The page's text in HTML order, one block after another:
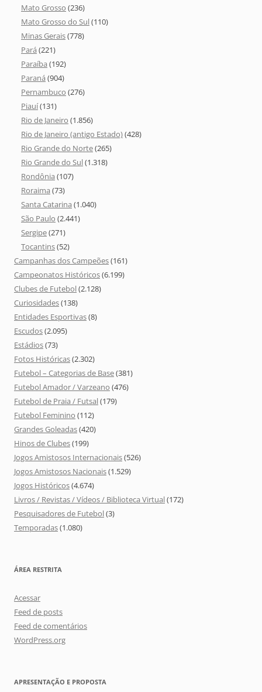
Mato Grosso (236)
Mato Grosso do Sul(110)
Minas Gerais(778)
Pará (221)
Paraíba (192)
Paraná (904)
Pernambuco (276)
Piauí(131)
Rio de Janeiro (1.856)
Rio de Janeiro (antigo Estado)(428)
Rio Grande do Norte(265)
Rio Grande do Sul(1.318)
Rondônia (107)
Roraima (73)
Santa Catarina (1.040)
São Paulo (2.441)
Sergipe(271)
Tocantins(52)
Campanhas dos Campeões(161)
Campeonatos Históricos(6.199)
Clubes de Futebol(2.128)
Curiosidades(138)
Entidades Esportivas(8)
Escudos(2.095)
Estádios(73)
Fotos Históricas(2.302)
Futebol – Categorias de Base(381)
Futebol Amador / Varzeano (476)
Futebol de Praia / Futsal(179)
Futebol Feminino (112)
Grandes Goleadas(420)
Hinos de Clubes(199)
Jogos Amistosos Internacionais(526)
Jogos Amistosos Nacionais(1.529)
Jogos Históricos(4.674)
Livros / Revistas / Vídeos / Biblioteca Virtual(172)
Pesquisadores de Futebol(3)
Temporadas(1.080)
ÁREA RESTRITA
Acessar
Feed de posts
Feed de comentários
WordPress.org
APRESENTAÇÃO E PROPOSTA